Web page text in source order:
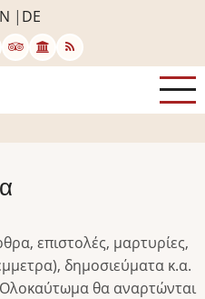
DE
επιστολές, μαρτυρίες,
δημοσιεύματα κ.α.
θα αναρτώνται